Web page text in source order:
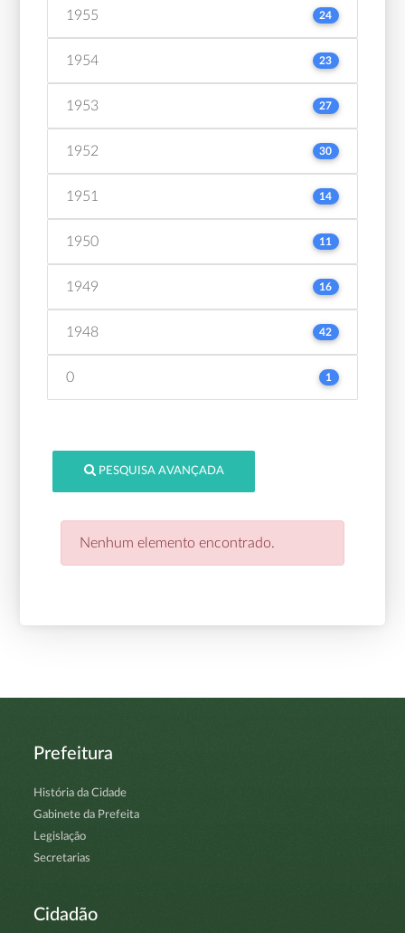
1955 24
1954 23
1953 27
1952 30
1951 14
1950 11
1949 16
1948 42
0 1
PESQUISA AVANÇADA
Nenhum elemento encontrado.
Prefeitura
História da Cidade
Gabinete da Prefeita
Legislação
Secretarias
Cidadão